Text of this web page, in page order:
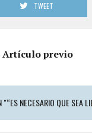
TWEET
Artículo previo
"“ES NECESARIO QUE SEA